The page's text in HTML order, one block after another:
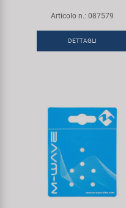
Articolo n.: 087579
DETTAGLI